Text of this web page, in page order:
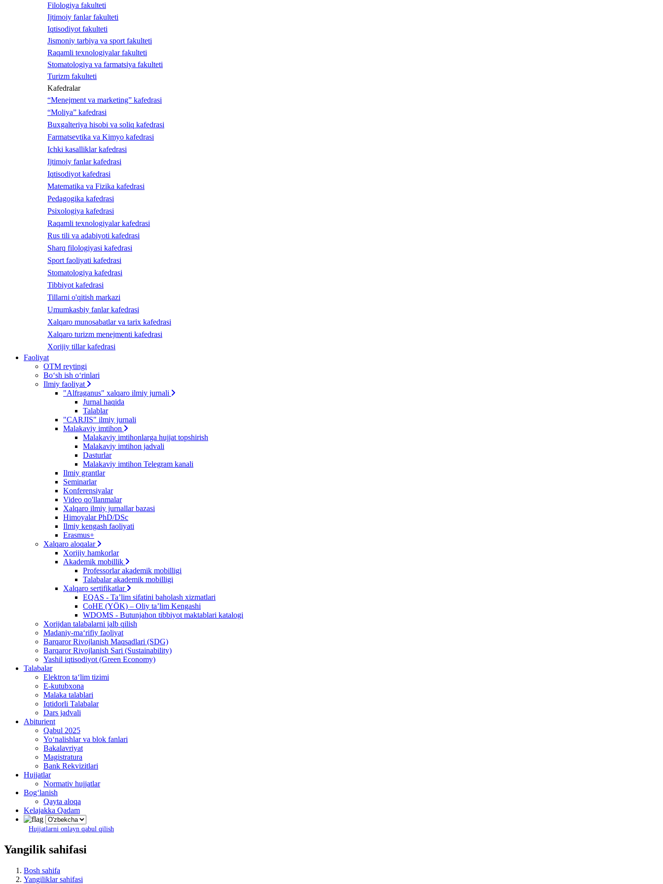
Filologiya fakulteti
Ijtimoiy fanlar fakulteti
Iqtisodiyot fakulteti
Jismoniy tarbiya va sport fakulteti
Raqamli texnologiyalar fakulteti
Stomatologiya va farmatsiya fakulteti
Turizm fakulteti
Kafedralar
“Menejment va marketing” kafedrasi
“Moliya” kafedrasi
Buxgalteriya hisobi va soliq kafedrasi
Farmatsevtika va Kimyo kafedrasi
Ichki kasalliklar kafedrasi
Ijtimoiy fanlar kafedrasi
Iqtisodiyot kafedrasi
Matematika va Fizika kafedrasi
Pedagogika kafedrasi
Psixologiya kafedrasi
Raqamli texnologiyalar kafedrasi
Rus tili va adabiyoti kafedrasi
Sharq filologiyasi kafedrasi
Sport faoliyati kafedrasi
Stomatologiya kafedrasi
Tibbiyot kafedrasi
Tillarni o'qitish markazi
Umumkasbiy fanlar kafedrasi
Xalqaro munosabatlar va tarix kafedrasi
Xalqaro turizm menejmenti kafedrasi
Xorijiy tillar kafedrasi
Faoliyat
OTM reytingi
Bo‘sh ish o‘rinlari
Ilmiy faoliyat
"Alfraganus" xalqaro ilmiy jurnali
Jurnal haqida
Talablar
"CARJIS" ilmiy jurnali
Malakaviy imtihon
Malakaviy imtihonlarga hujjat topshirish
Malakaviy imtihon jadvali
Dasturlar
Malakaviy imtihon Telegram kanali
Ilmiy grantlar
Seminarlar
Konferensiyalar
Video qo'llanmalar
Xalqaro ilmiy jurnallar bazasi
Himoyalar PhD/DSc
Ilmiy kengash faoliyati
Erasmus+
Xalqaro aloqalar
Xorijiy hamkorlar
Akademik mobillik
Professorlar akademik mobilligi
Talabalar akademik mobilligi
Xalqaro sertifikatlar
EQAS - Ta’lim sifatini baholash xizmatlari
CoHE (YÖK) – Oliy ta’lim Kengashi
WDOMS - Butunjahon tibbiyot maktablari katalogi
Xorijdan talabalarni jalb qilish
Madaniy-ma‘rifiy faoliyat
Barqaror Rivojlanish Maqsadlari (SDG)
Barqaror Rivojlanish Sari (Sustainability)
Yashil iqtisodiyot (Green Economy)
Talabalar
Elektron ta‘lim tizimi
E-kutubxona
Malaka talablari
Iqtidorli Talabalar
Dars jadvali
Abiturient
Qabul 2025
Yo‘nalishlar va blok fanlari
Bakalavriyat
Magistratura
Bank Rekvizitlari
Hujjatlar
Normativ hujjatlar
Bog‘lanish
Qayta aloqa
Kelajakka Qadam
Hujjatlarni onlayn qabul qilish
Yangilik sahifasi
Bosh sahifa
Yangiliklar sahifasi